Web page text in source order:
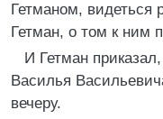
Гетманом, видеться
Гетман, о том к ним
И Гетман
Василья
вечеру.